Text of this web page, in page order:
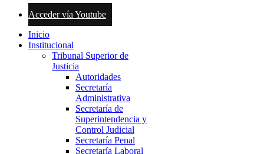
Acceder vía Youtube
Inicio
Institucional
Tribunal Superior de
Justicia
Autoridades
Secretaría
Administrativa
Secretaría de
Superintendencia y
Control Judicial
Secretaría Penal
Secretaría Laboral